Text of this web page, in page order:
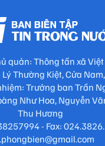
quản: Thông tấn xã
Thường Kiệt, Cửa
Trưởng ban Trần
Như Hoa, Nguyễn
Thu Hương
- Fax: